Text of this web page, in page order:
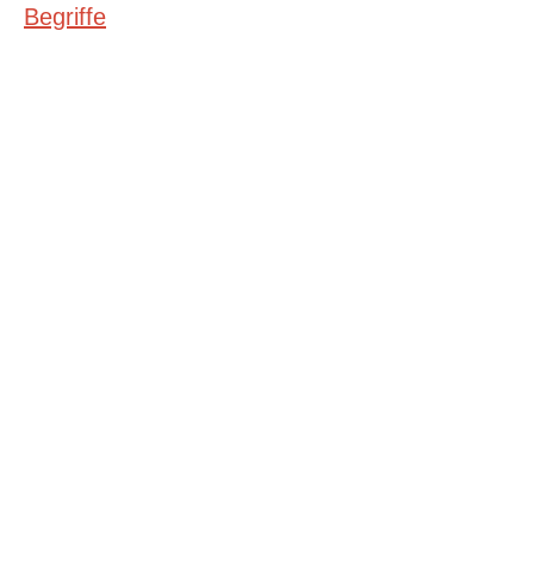
Begriffe